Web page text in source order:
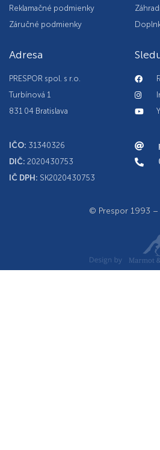
Reklamačné podmienky
Záručné podmienky
Adresa
PRESPOR spol. s r.o.
Turbínová 1
831 04 Bratislava
IČO: 31340326
DIČ: 2020430753
IČ DPH: SK2020430753
© Prespor 1993 –